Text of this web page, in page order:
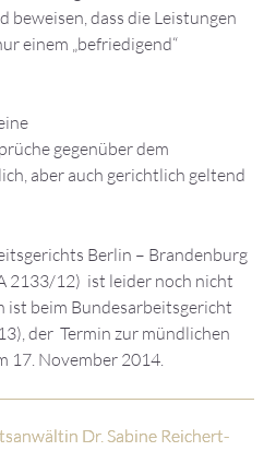
beweisen, dass die Leistungen
einem „befriedigend“
gegenüber dem
aber auch gerichtlich geltend
Berlin – Brandenburg
2133/12) ist leider noch nicht
ist beim Bundesarbeitsgericht
der Termin zur mündlichen
17. November 2014.
Dr. Sabine Reichert-